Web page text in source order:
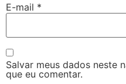
E-mail *
Salvar meus dados neste
que eu comentar.